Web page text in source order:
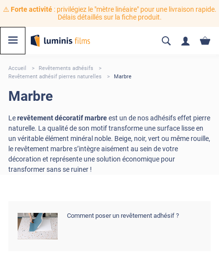
⚠️ Forte activité: privilégiez le "mètre linéaire" pour une livraison rapide.
Délais détaillés sur la fiche produit.
Accueil
Revêtements adhésifs
Revêtement adhésif pierres naturelles
Marbre
Marbre
Lerevêtement décoratif marbreest un de nos adhésifs effet pierre
naturelle. La qualité de son motif transforme une surface lisse en
un véritable élément minéral noble. Beige, noir, vert ou même rouille,
le revêtement marbre s’intègre aisément au sein de votre
décoration et représente une solution économique pour
transformer sans se ruiner !
Comment poser un revêtement adhésif ?